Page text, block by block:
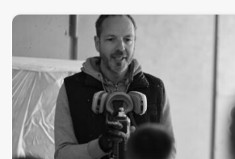
KONTAKT
ÜBER UNS
GÖNNEREI
SHOP